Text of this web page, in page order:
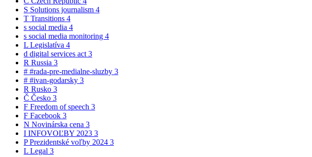
S Solutions journalism 4
T Transitions 4
s social media 4
s social media monitoring 4
L Legislatíva 4
d digital services act 3
R Russia 3
# #rada-pre-medialne-sluzby 3
# #ivan-godarsky 3
R Rusko 3
Č Česko 3
F Freedom of speech 3
F Facebook 3
N Novinárska cena 3
I INFOVOĽBY 2023 3
PPrezidentské voľby 2024 3
L Legal 3